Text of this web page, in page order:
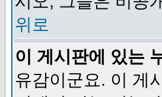
위로
이 게시판에 있는
유감이군요. 이 게